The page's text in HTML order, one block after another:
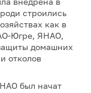
строились
как в
Югре, ЯНАО,
домашних
отколов
был начат